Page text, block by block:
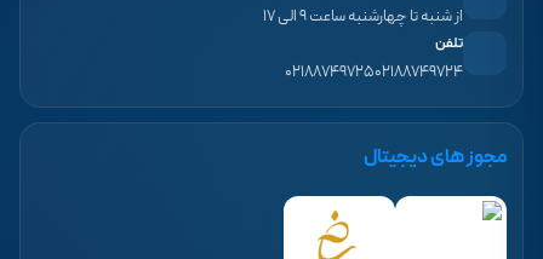
از شنبه تا چهارشنبه ساعت ۹ الی ۱۷
تلفن
۰۲۱۸۸۷۴۹۷۲۴۰۲۱۸۸۷۴۹۷۲۵
مجوز های دیجیتال